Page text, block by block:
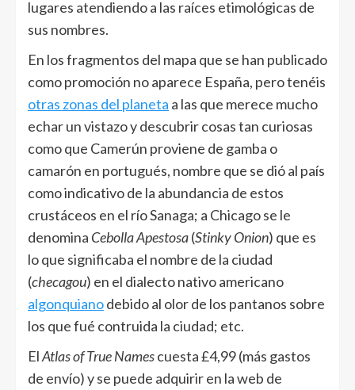
lugares atendiendo a las raíces etimológicas de
sus nombres.
En los fragmentos del mapa que se han publicado
como promoción no aparece España, pero tenéis
otras zonas del planeta a las que merece mucho
echar un vistazo y descubrir cosas tan curiosas
como que Camerún proviene de gamba o
camarón en portugués, nombre que se dió al país
como indicativo de la abundancia de estos
crustáceos en el río Sanaga; a Chicago se le
denomina Cebolla Apestosa(Stinky Onion) que es
lo que significaba el nombre de la ciudad
(checagou) en el dialecto nativo americano
algonquianodebido al olor de los pantanos sobre
los que fué contruida la ciudad; etc.
ElAtlas of True Namescuesta £4,99 (más gastos
de envío) y se puede adquirir en la web de